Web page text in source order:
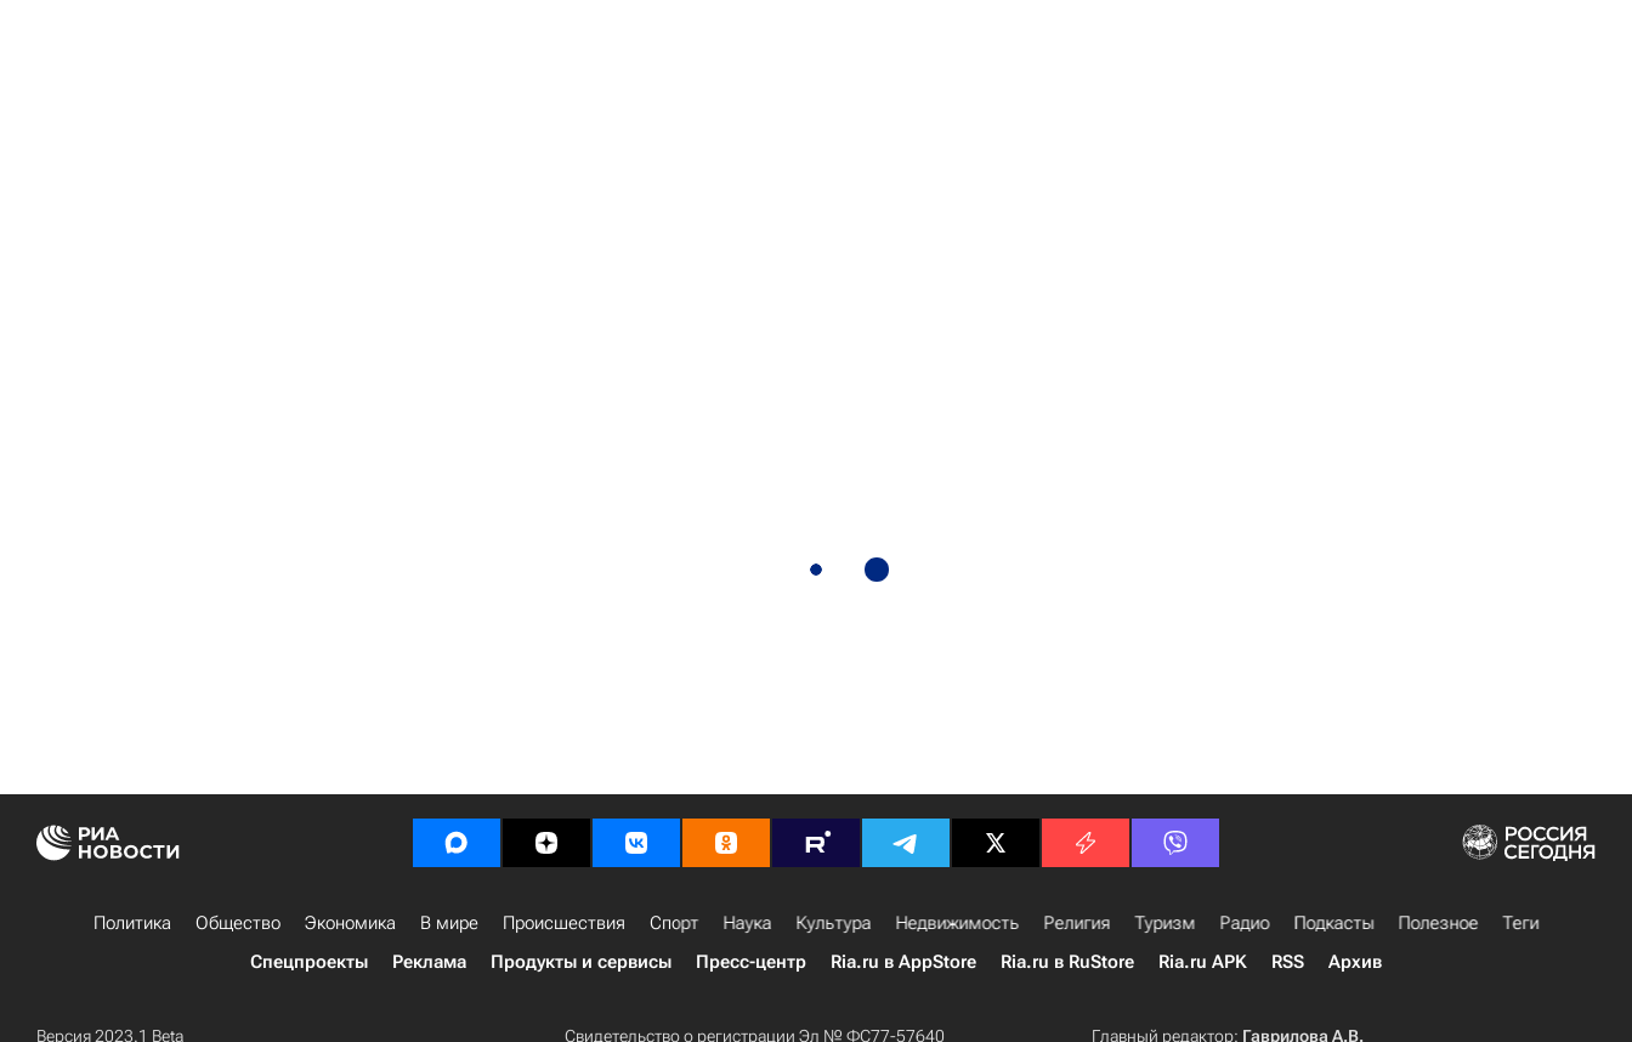
Политика Общество Экономика В мире Происшествия Спорт Наука Культура Недвижимость Религия Туризм Радио Подкасты Полезное
Теги
Спецпроекты
Реклама Продукты и сервисы Пресс-центр Ria.ru в AppStore Ria.ru в RuStore Ria.ru APK RSS Архив
Версия 2023.1 Beta Свидетельство о регистрации Эл № ФС77-57640 Главный редактор: Гаврилова А.В.